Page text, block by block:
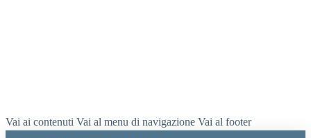
Vai ai contenuti Vai al menu di navigazione Vai al footer